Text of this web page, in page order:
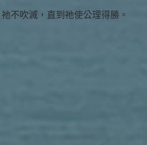
不吹滅，直到祂使公理得勝。